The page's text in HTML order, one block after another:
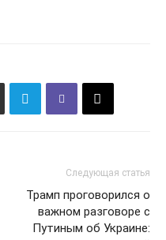
Следующая статья
Трамп проговорился о
важном разговоре с
Путиным об Украине: